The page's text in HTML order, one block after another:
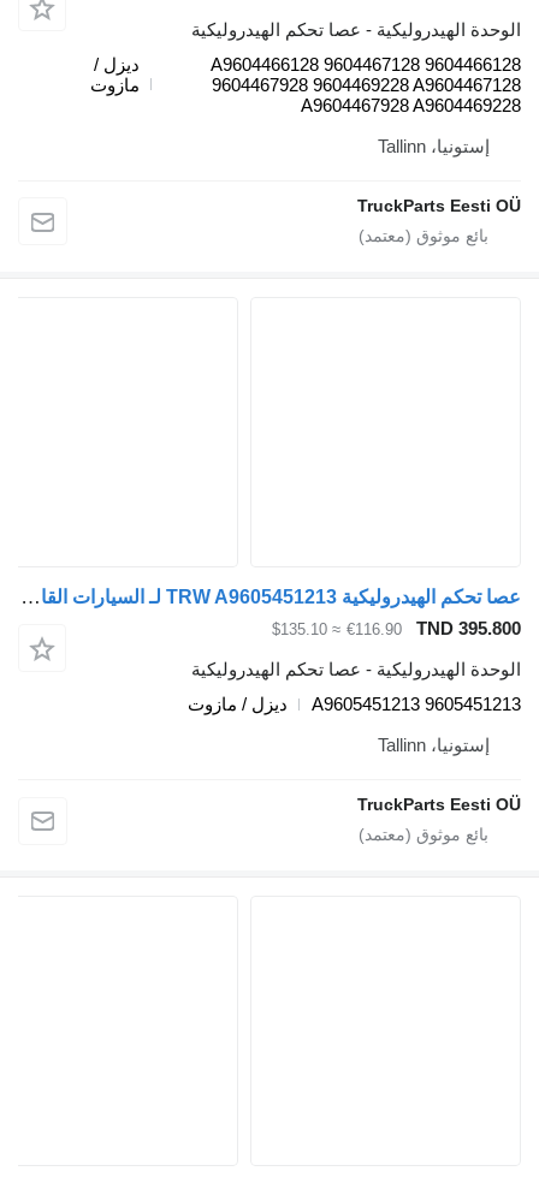
الهيدروليكية - عصا تحكم الهيدروليكية
9604466128 A9604466128 9604467128
9604467928 9604469228
A9604467928
ديزل /
مازوت
إستونيا، Tallinn
TruckParts Eesti
عصا تحكم الهيدروليكية TRW A9605451213 لـ السيارات القاطرة Mercedes-Benz Antos, Arocs, Actros MP4 (2012-)
TND
€116.90
≈ $135.10
الهيدروليكية - عصا تحكم الهيدروليكية
A9605451213
ديزل / مازوت
إستونيا، Tallinn
TruckParts Eesti